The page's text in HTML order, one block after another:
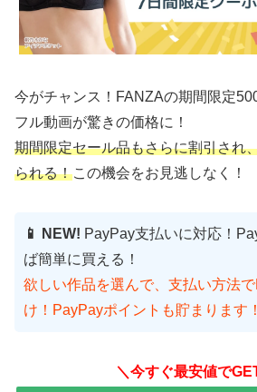
今がチャンス！FANZAの期間限定
フル動画が驚きの価格に！
期間限定セール品もさらに割引され
られる！この機会をお見逃しなく！
📱 NEW! PayPay支払いに対応！
ば簡単に買える！
欲しい作品を選んで、支払い方法
け！PayPayポイントも貯まります！
＼今すぐ最安値で